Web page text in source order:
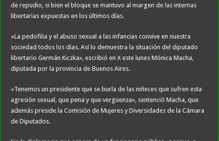
de repudio, si bien el bloque se mantuvo al margen de las internas
libertarias expuestas en los últimos días.
«La pedofilia y el abuso sexual a las infancias convive en nuestra
sociedad todos los días. Así lo demuestra la situación del diputado
libertario Germán Kiczka», escribió en X este lunes Mónica Macha,
diputada por la provincia de Buenos Aires.
«Tenemos un presidente que se burla de las niñeces que sufren esta
agresión sexual, que pena y que vergüenza», sentenció Macha, que
además preside la Comisión de Mujeres y Diversidades de la Cámara
de Diputados.